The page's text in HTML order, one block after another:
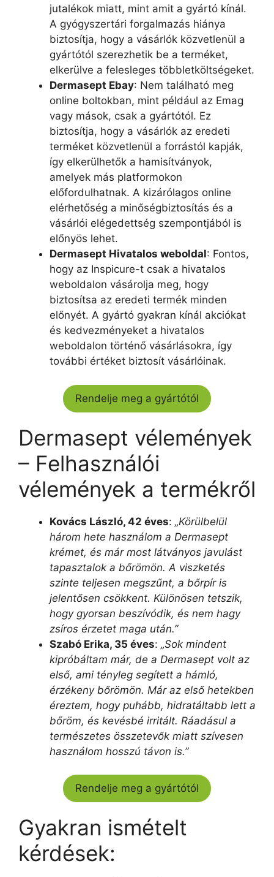
jutalékok miatt, mint amit a gyártó kínál.
A gyógyszertári forgalmazás hiánya
biztosítja, hogy a vásárlók közvetlenül a
gyártótól szerezhetik be a terméket,
elkerülve a felesleges többletköltségeket.
Dermasept Ebay: Nem található meg
online boltokban, mint például az Emag
vagy mások, csak a gyártótól. Ez
biztosítja, hogy a vásárlók az eredeti
terméket közvetlenül a forrástól kapják,
így elkerülhetők a hamisítványok,
amelyek más platformokon
előfordulhatnak. A kizárólagos online
elérhetőség a minőségbiztosítás és a
vásárlói elégedettség szempontjából is
előnyös lehet.
Dermasept Hivatalos weboldal: Fontos,
hogy az Inspicure-t csak a hivatalos
weboldalon vásárolja meg, hogy
biztosítsa az eredeti termék minden
előnyét. A gyártó gyakran kínál akciókat
és kedvezményeket a hivatalos
weboldalon történő vásárlásokra, így
további értéket biztosít vásárlóinak.
Rendelje meg a gyártótól
Dermasept vélemények
– Felhasználói
vélemények a termékről
Kovács László, 42 éves: „Körülbelül
három hete használom a Dermasept
krémet, és már most látványos javulást
tapasztalok a bőrömön. A viszketés
szinte teljesen megszűnt, a bőrpír is
jelentősen csökkent. Különösen tetszik,
hogy gyorsan beszívódik, és nem hagy
zsíros érzetet maga után.”
Szabó Erika, 35 éves: „Sok mindent
kipróbáltam már, de a Dermasept volt az
első, ami tényleg segített a hámló,
érzékeny bőrömön. Már az első hetekben
éreztem, hogy puhább, hidratáltabb lett a
bőröm, és kevésbé irritált. Ráadásul a
természetes összetevők miatt szívesen
használom hosszú távon is.”
Rendelje meg a gyártótól
Gyakran ismételt
kérdések: